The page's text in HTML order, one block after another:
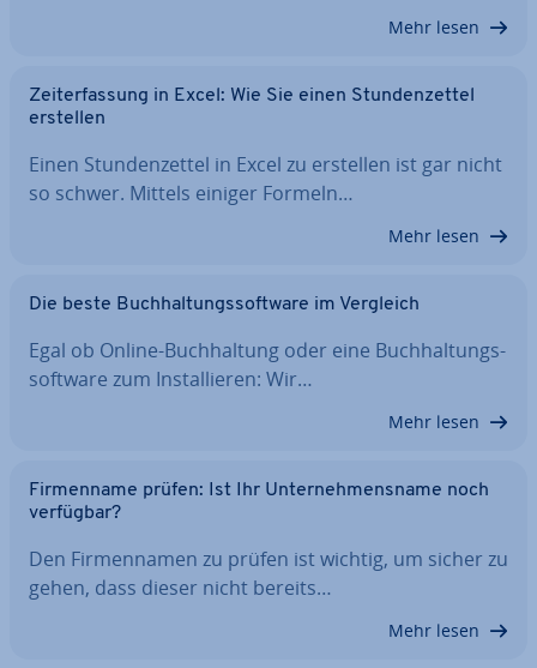
Mehr lesen
Zeit­er­fas­sung in Excel: Wie Sie einen Stun­den­zet­tel
erstellen
Einen Stun­den­zet­tel in Excel zu erstellen ist gar nicht
so schwer. Mittels einiger Formeln…
Mehr lesen
Die beste Buch­hal­tungs­soft­ware im Vergleich
Egal ob Online-Buch­hal­tung oder eine Buch­hal­tungs­
soft­ware zum In­stal­lie­ren: Wir…
Mehr lesen
Fir­men­na­me prüfen: Ist Ihr Un­ter­neh­mens­na­me noch
verfügbar?
Den Fir­men­na­men zu prüfen ist wichtig, um sicher zu
gehen, dass dieser nicht bereits…
Mehr lesen